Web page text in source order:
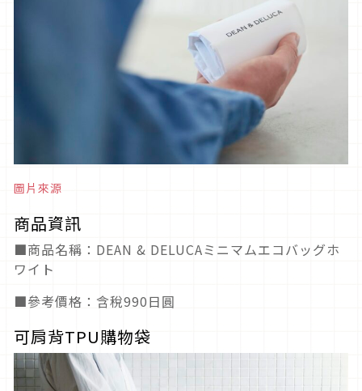
圖片來源
商品資訊
■商品名稱：DEAN & DELUCAミニマムエコバッグホ
ワイト
■參考價格：含稅990日圓
可肩背TPU購物袋